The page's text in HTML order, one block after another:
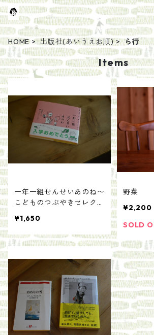
HOME 出版社(あいうえお順) ら行
Items
一年一組せんせいあのね〜
こどものつぶやきセレクシ
絵：ヨシタケシンスケ
¥1,650
野菜
¥2,200
SOLD